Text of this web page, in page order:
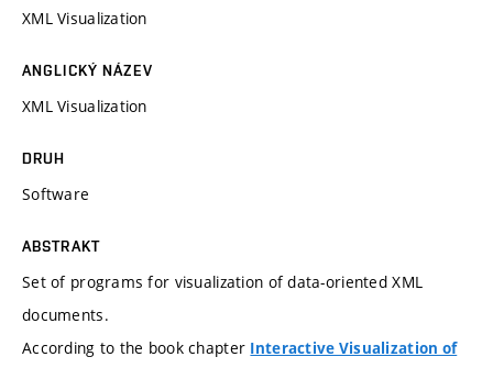
XML Visualization
ANGLICKÝ NÁZEV
XML Visualization
DRUH
Software
ABSTRAKT
Set of programs for visualization of data-oriented XML
documents.
According to the book chapter Interactive Visualization of